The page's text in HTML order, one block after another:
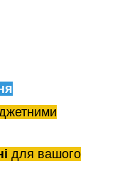
для вашого